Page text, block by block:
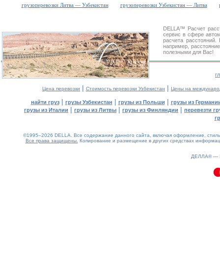
грузоперевозки Литва — Узбекистан
грузоперевозки Узбекистан — Литва
DELLA™ Расчет
сервис в сфере
расчета
например,
полезными для Вас!
Цена перевозки | Стоимость перевозки Узбекистан | Цены на
найти груз| грузы Узбекистан | грузы из Польши | грузы из
грузы из Италии | грузы из Литвы | грузы из Финляндии | перевезти
©1995–2026 DELLA. Все содержание данного сайта, включая оформление,
Все права защищены. Копирование и размещение в других средствах
ДЕЛЛА® —